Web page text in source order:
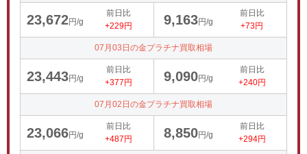
23,672円/g
前日比
+229円
9,163円/g
前日比
+73円
07月03日の金プラチナ買取相場
23,443円/g
前日比
+377円
9,090円/g
前日比
+240円
07月02日の金プラチナ買取相場
23,066円/g
前日比
+487円
8,850円/g
前日比
+294円